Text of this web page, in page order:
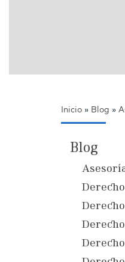
Inicio » Blog »
Blog